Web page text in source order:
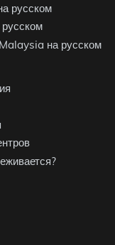
русском
на русском